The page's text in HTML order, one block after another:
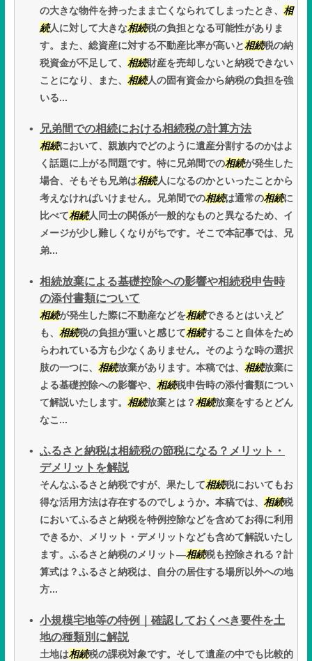
の大きな物件を持ったまま亡くなられてしまったとき、 相
続人に対して大きな相続税の負担となる可能性がありま
す。また、総資産に対する不動産比率が高いと相続税の納
税資金が不足して、 相続財産を売却しないと納税できない
ことになり、また、 相続人の固有資金から納税の負担を強
いる...
兄弟間での相続における相続税の計算方法
相続において、親族内でどのように遺産分割するのかはよ
く話題に上がる問題です。特に兄弟間での相続が発生した
場合、そもそも兄弟は相続人になるのかといったことから
考えなければいけません。兄弟間での相続は通常の相続に
比べて相続人同士の関係が一般的なものと異なるため、イ
メージが少し難しくなりがちです。そこで本記事では、兄
弟...
相続放棄による基礎控除への影響や相続税申告時
の添付書類について
相続が発生した際に不動産などを相続できるとはいえど
も、 相続税の負担が重いと感じて相続すること自体をため
らわれている方も少なくありません。そのような時の選択
肢の一つに、 相続放棄があります。本稿では、 相続放棄に
よる基礎控除への影響や、 相続税申告時の添付書類につい
て解説いたします。 相続放棄とは？相続放棄をするとどん
なこ...
ふるさと納税は相続税の節税になる？メリット・
デメリットを解説
そんなふるさと納税ですが、果たして相続税においてもお
得な活用方法は存在するのでしょうか。本稿では、 相続税
においてふるさと納税を特例控除などを含めてお得に利用
できるか、メリット・デメリットなども含めて解説いたし
ます。ふるさと納税のメリット―相続税も控除される？計
算式は？ふるさと納税は、自分の居住する場所以外への地
方...
小規模宅地等の特例｜確認しておくべき要件を土
地の種類別に解説
土地は相続税の課税対象です。そして遺産の中でも比較的